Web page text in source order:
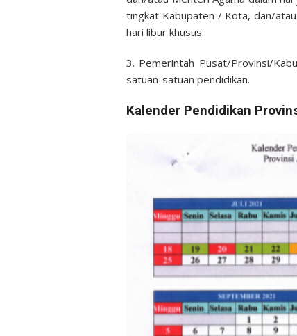
tingkat Kabupaten / Kota, dan/
hari libur khusus.
3. Pemerintah Pusat/Provinsi/
satuan-satuan pendidikan.
Kalender Pendidikan